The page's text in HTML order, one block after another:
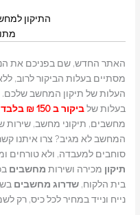
התיקון
האתר החדש, שם בפניכם את
מסתיים בעלות הביקור לרוב,
העלות של תיקון המחשב שלכם.כ 90%
בעלות שלביקור ב 150 ₪ בלבד !
מחשבים, תיקוני מחשב, שירות
המחשב לא מגיב? צרו איתנו
סוחבים למעבדה, ולא טורחים
תיקוןמכירה ושירותמחשביםבכל
בית הלקוח,שדרוגמחשבים
נייח ונייד במחיר לכל כיס, רק